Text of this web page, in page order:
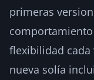
primeras
flexibilidad cada
nueva solía